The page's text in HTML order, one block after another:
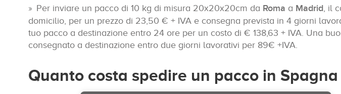
Per inviare un pacco di 10 kg di misura 20x20x20cm da Roma a Madrid, il
domicilio, per un prezzo di 23,50 € + IVA e consegna prevista in 4 giorni
tuo pacco a destinazione entro 24 ore per un costo di € 138,63 + IVA. Una
consegnato a destinazione entro due giorni lavorativi per 89€ +IVA.
Quanto costa spedire un pacco in Spagna